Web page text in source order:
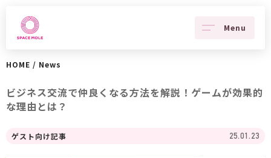
Menu
HOME / News
ビジネス交流で仲良くなる方法を解説！ゲームが効果的
な理由とは？
ゲスト向け記事 25.01.23